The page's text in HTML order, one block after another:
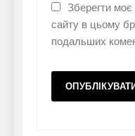
Зберегти моє
сайту в цьому
подальших